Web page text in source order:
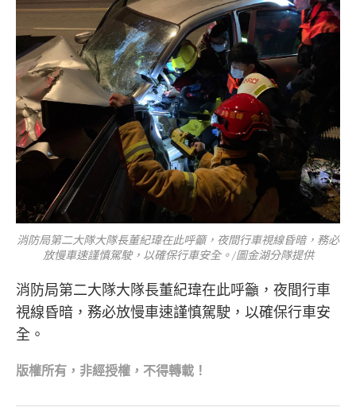
消防局第二大隊大隊長董紀瑋在此呼籲，夜間行車視線昏暗，務必
放慢車速謹慎駕駛，以確保行車安全。/圖金湖分隊提供
消防局第二大隊大隊長董紀瑋在此呼籲，夜間行車
視線昏暗，務必放慢車速謹慎駕駛，以確保行車安
全。
版權所有，非經授權，不得轉載！